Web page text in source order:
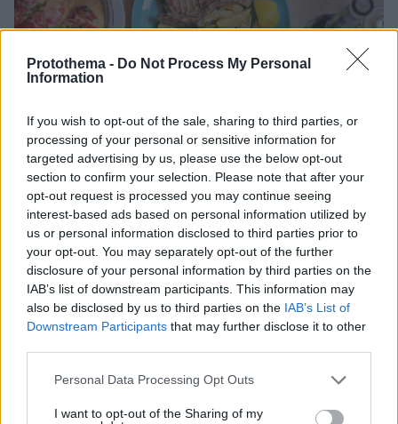
Protothema - Do Not Process My Personal
Information
If you wish to opt-out of the sale, sharing to third parties, or
processing of your personal or sensitive information for
targeted advertising by us, please use the below opt-out
section to confirm your selection. Please note that after your
opt-out request is processed you may continue seeing
interest-based ads based on personal information utilized by
us or personal information disclosed to third parties prior to
your opt-out. You may separately opt-out of the further
disclosure of your personal information by third parties on the
IAB’s list of downstream participants. This information may
also be disclosed by us to third parties on the IAB’s List of
Downstream Participants that may further disclose it to other
Please note that this website/app uses one or more Google
not limited to your visit or usage behaviour. You may click to
Personal Data Processing Opt Outs
I want to opt-out of the Sharing of my
Οι υπόλοιπες προτάσεις
Τη λίστα των 15 προορισμών συμπληρώνουν με
Μπουόν Μα Τουότ στο Βιετνάμ, η Τσεχία, η
Λάκναου στην Ινδία, η βόρεια Κολομβία, τα